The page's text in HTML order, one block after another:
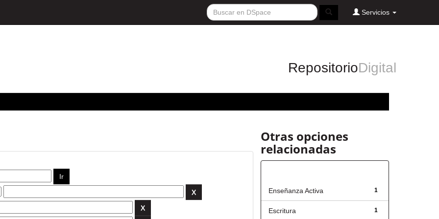
Servicios
RepositorioDigital
Otras opciones
relacionadas
1
Enseñanza Activa
1
Escritura